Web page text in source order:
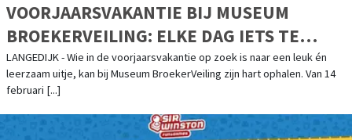
VOORJAARSVAKANTIE BIJ MUSEUM
BROEKERVEILING: ELKE DAG IETS TE
BELEVEN!
LANGEDIJK - Wie in de voorjaarsvakantie op zoek is naar een leuk én
leerzaam uitje, kan bij Museum BroekerVeiling zijn hart ophalen. Van 14
februari [...]